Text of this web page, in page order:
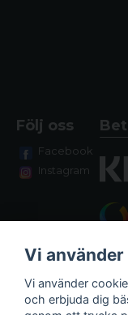
Följ oss
Facebook
Instagram
Vi
Vi använder
och erbjuda dig